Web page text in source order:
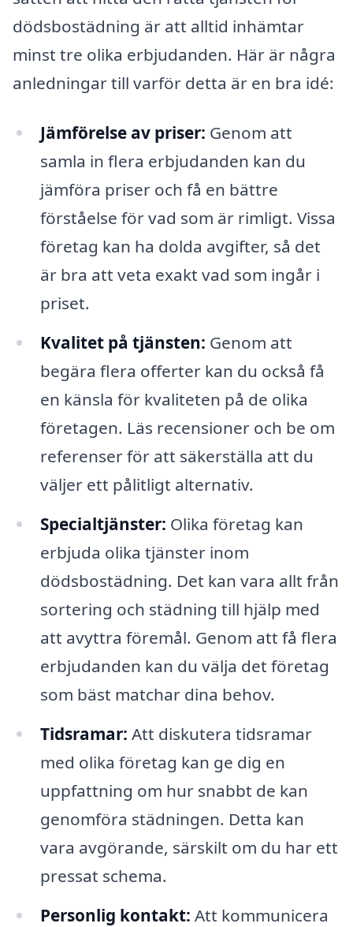
dödsbostädning är att alltid inhämtar
minst tre olika erbjudanden. Här är några
anledningar till varför detta är en bra idé:
Jämförelse av priser: Genom att
samla in flera erbjudanden kan du
jämföra priser och få en bättre
förståelse för vad som är rimligt. Vissa
företag kan ha dolda avgifter, så det
är bra att veta exakt vad som ingår i
priset.
Kvalitet på tjänsten: Genom att
begära flera offerter kan du också få
en känsla för kvaliteten på de olika
företagen. Läs recensioner och be om
referenser för att säkerställa att du
väljer ett pålitligt alternativ.
Specialtjänster: Olika företag kan
erbjuda olika tjänster inom
dödsbostädning. Det kan vara allt från
sortering och städning till hjälp med
att avyttra föremål. Genom att få flera
erbjudanden kan du välja det företag
som bäst matchar dina behov.
Tidsramar: Att diskutera tidsramar
med olika företag kan ge dig en
uppfattning om hur snabbt de kan
genomföra städningen. Detta kan
vara avgörande, särskilt om du har ett
pressat schema.
Personlig kontakt: Att kommunicera